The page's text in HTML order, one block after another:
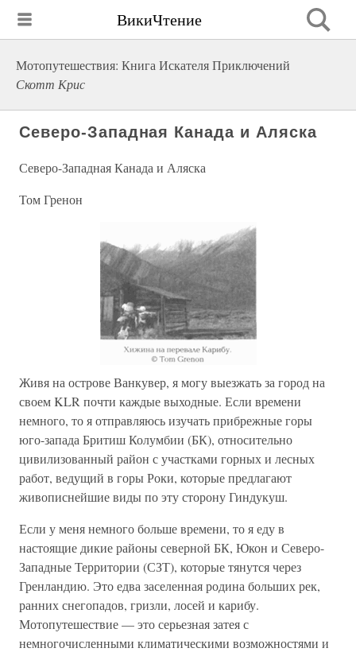
ВикиЧтение
Мотопутешествия: Книга Искателя Приключений
Скотт Крис
Северо-Западная Канада и Аляска
Северо-Западная Канада и Аляска
Том Гренон
Живя на острове Ванкувер, я могу выезжать за город на
своем KLR почти каждые выходные. Если времени
немного, то я отправляюсь изучать прибрежные горы
юго-запада Бритиш Колумбии (БК), относительно
цивилизованный район с участками горных и лесных
работ, ведущий в горы Роки, которые предлагают
живописнейшие виды по эту сторону Гиндукуш.
Если у меня немного больше времени, то я еду в
настоящие дикие районы северной БК, Юкон и Северо-
Западные Территории (СЗТ), которые тянутся через
Гренландию. Это едва заселенная родина больших рек,
ранних снегопадов, гризли, лосей и карибу.
Мотопутешествие — это серьезная затея с
немногочисленными климатическими возможностями и